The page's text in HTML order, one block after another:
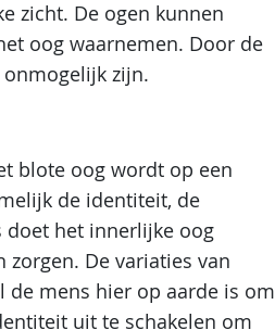
zicht. De ogen kunnen
oog waarnemen. Door de
zijn.
blote oog wordt op een
de identiteit, de
doet het innerlijke oog
De variaties van
mens hier op aarde is om
uit te schakelen om